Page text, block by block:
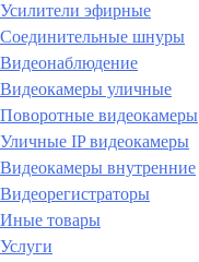
Усилители эфирные
Соединительные шнуры
Видеонаблюдение
Видеокамеры уличные
Поворотные видеокамеры
Уличные IP видеокамеры
Видеокамеры внутренние
Видеорегистраторы
Иные товары
Услуги